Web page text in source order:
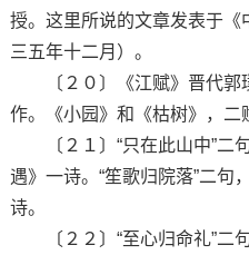
授。这里所说的文章发表于
三五年十二月）。
〔２０〕《江赋》晋代郭
作。《小园》和《枯树》，二
〔２１〕“只在此山中”二
遇》一诗。“笙歌归院落”二句
诗。
〔２２〕“至心归命礼”二